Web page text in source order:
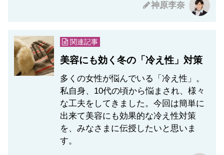
神原李奈
関連記事
美容にも効く冬の「冷え性」対策
多くの女性が悩んでいる「冷え性」。
私自身、10代の頃から悩まされ、様々
な工夫をしてきました。今回は簡単に
出来て美容にも効果的な冷え性対策
を、みなさまに伝授したいと思いま
す。